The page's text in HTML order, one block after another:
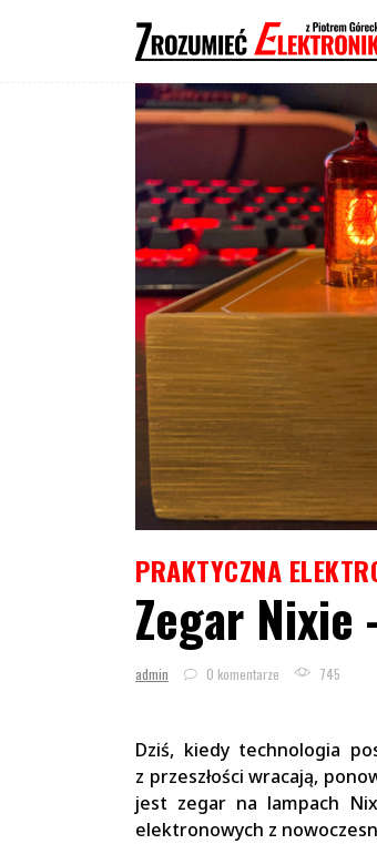
PRAKTYCZNA
Zegar
admin 0 komentarze 745
Dziś, kiedy technologia
z przeszłości wracają,
jest zegar na lampach
elektronowych z